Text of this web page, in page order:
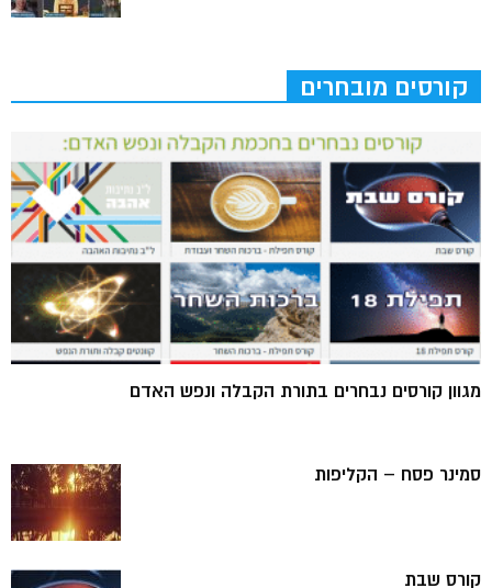
קורסים מובחרים
מגוון קורסים נבחרים בתורת הקבלה ונפש האדם
סמינר פסח – הקליפות
קורס שבת